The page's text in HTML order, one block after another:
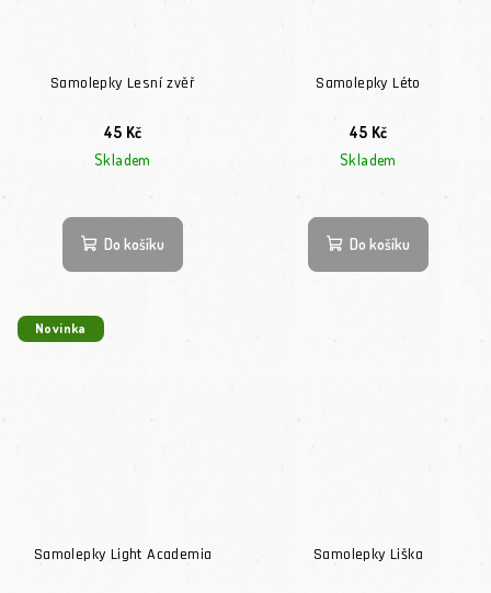
Samolepky Lesní zvěř
45 Kč
Skladem
Do košíku
Samolepky Léto
45 Kč
Skladem
Do košíku
Novinka
Samolepky Light Academia Samolepky Liška